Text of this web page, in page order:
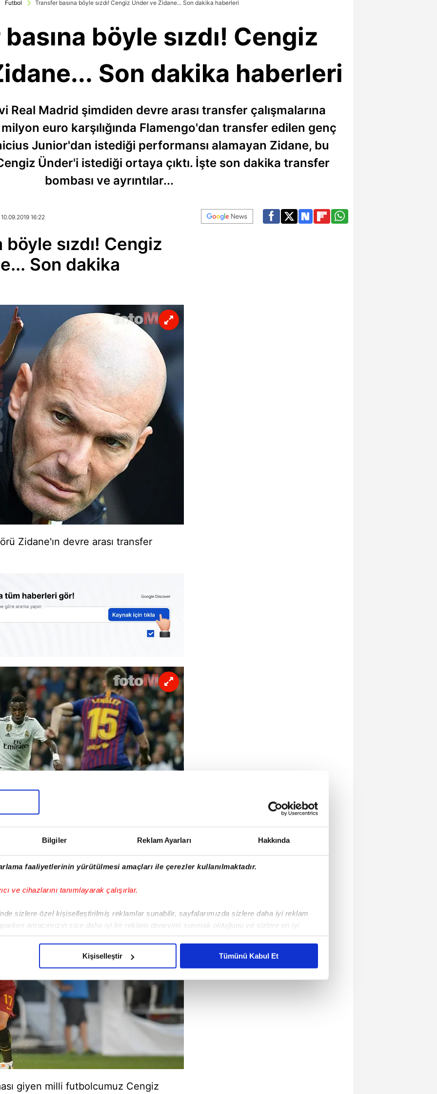
Bilgiler Reklam Ayarları Hakkında
faaliyetlerinin yürütülmesi amaçları ile çerezler kullanılmaktadır.
ve cihazlarını tanımlayarak çalışırlar.
sizlere özel kişiselleştirilmiş reklamlar sunabilir, sayfalarımızda sizlere daha iyi reklam
amacımızın size daha iyi bir reklam deneyimi sunmak olduğunu ve sizlere en iyi
gelen çabayı gösterdiğimizi ve bu noktada, reklamların maliyetlerimizi karşılamak
için İnternet Sitemizde kendimize ve üçüncü kişilere ait çerezler kullanılmaktadır. Bu
verileriniz işlenmekte olup gerekli olan çerezler bilgi toplumu hizmetlerinin sunulması
çerezler, sitemizin daha işlevsel kılınması ve kişiselleştirilmesi ve sizlere yönelik
amaçlarıyla sınırlı olarak açık rızanız dahilinde kullanılacaktır.
yer alan panel vasıtasıyla belirleyebilirsiniz. Çerezlere ilişkin detaylı bilgi için Ayarlar
Metnimizi
Kanunu uyarınca hazırlanmış Aydınlatma Metnimizi okumak ve sitemizde ilgili
Kişiselleştir Tümünü Kabul Et
Futbol Transfer basına böyle sızdı! Cengiz Ünder ve Zidane... Son dakika haberleri
böyle sızdı! Cengiz
Son dakika haberleri
Real Madrid şimdiden devre arası transfer çalışmalarına
milyon euro karşılığında Flamengo'dan transfer edilen genç
Junior'dan istediği performansı alamayan Zidane, bu
Ünder'i istediği ortaya çıktı. İşte son dakika transfer
bombası ve ayrıntılar...
16:22
sızdı! Cengiz
Son dakika
Zidane'ın devre arası transfer
haberine göre; Real Madrid,
kiralamayı planlıyor.
giyen milli futbolcumuz Cengiz